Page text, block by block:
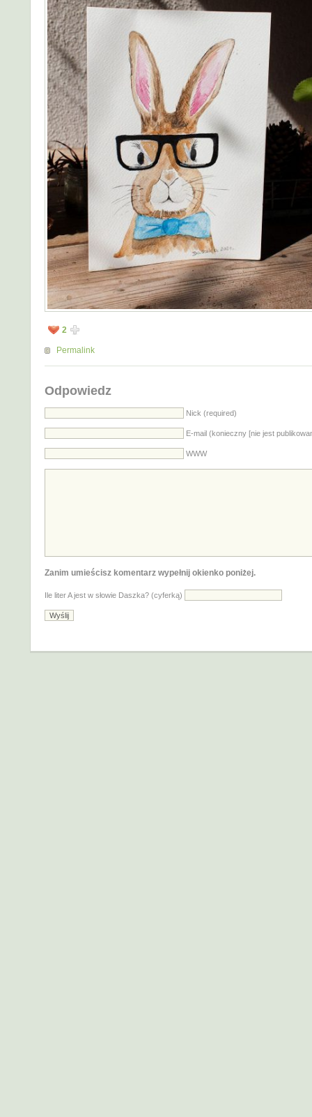
2
Permalink
Odpowiedz
Nick (required)
E-mail (konieczny [nie jest
WWW
Zanim umieścisz komentarz wypełnij okienko poniżej.
Ile liter A jest w słowie Daszka? (cyferką)